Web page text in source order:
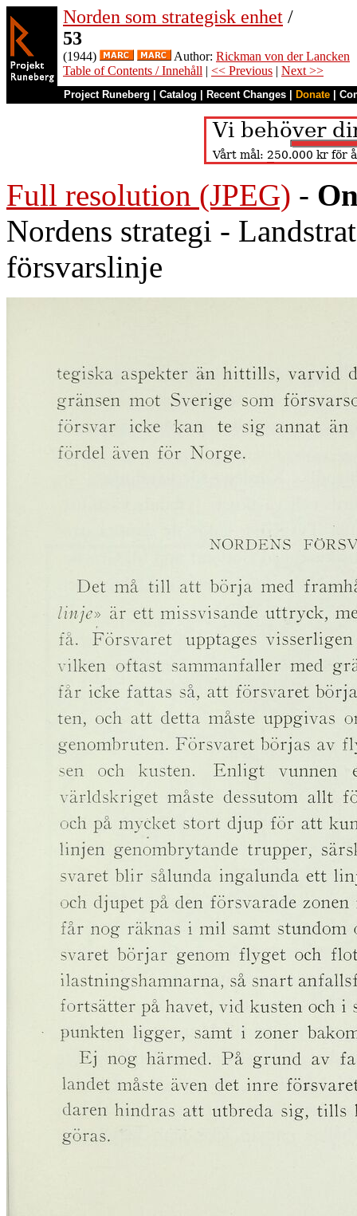
Norden som strategisk enhet /
53
(1944) Author: Rickman von der Lancken
Table of Contents / Innehåll | << Previous | Next >>
Project Runeberg Catalog Recent Changes Donate
Full resolution (JPEG) -
Nordens strategi -
försvarslinje